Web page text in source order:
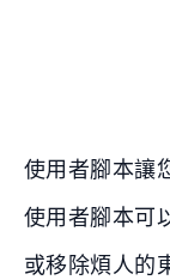
使用者腳本讓
使用者腳本可
或移除煩人的